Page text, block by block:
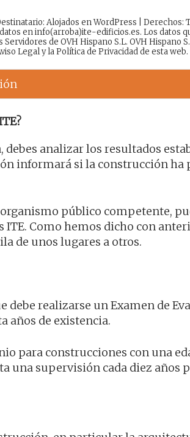
Alojados en WordPress | Derechos:
en info(arroba)ite-edificios.es. Los datos
de OVH Hispano S.L. OVH Hispano
Legaly laPolítica de Privacidadde esta web.
analizar los resultados
informará si la construcción ha
público competente,
ITE. Como hemos dicho con
de unos lugares a otros.
debe realizarse un Examen de
años de existencia.
para construcciones con una
una supervisión cada diez años